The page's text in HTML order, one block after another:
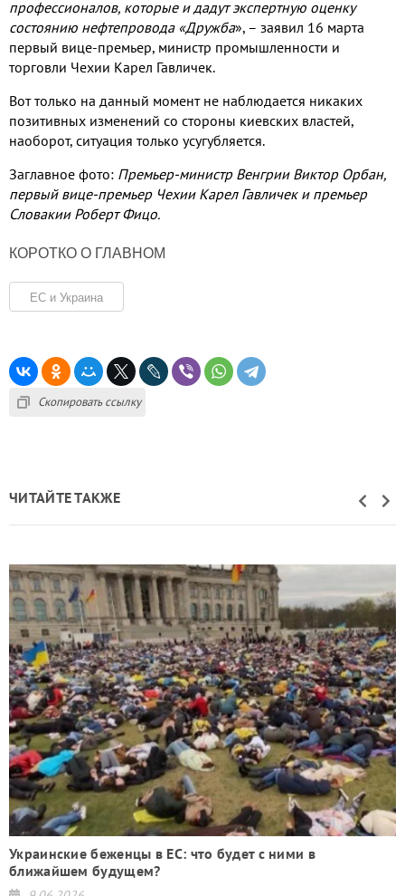
профессионалов, которые и дадут экспертную оценку
состоянию нефтепровода «Дружба», – заявил 16 марта
первый вице-премьер, министр промышленности и
торговли Чехии Карел Гавличек.
Вот только на данный момент не наблюдается никаких
позитивных изменений со стороны киевских властей,
наоборот, ситуация только усугубляется.
Заглавное фото: Премьер-министр Венгрии Виктор Орбан,
первый вице-премьер Чехии Карел Гавличек и премьер
Словакии Роберт Фицо.
КОРОТКО О ГЛАВНОМ
ЕС и Украина
Скопировать ссылку
ЧИТАЙТЕ ТАКЖЕ
Украинские беженцы в ЕС: что будет с ними в
ближайшем будущем?